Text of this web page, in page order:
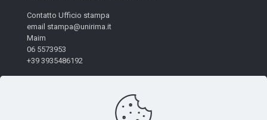
Contatto Ufficio stampa
email stampa@unirima.it
Maim
06 5573953
+39 3935486192